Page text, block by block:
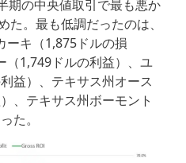
期の中央値取引で最も悪か
た。最も低調だったのは、
ーキ（1,875ドルの損
（1,749ドルの利益）、ユ
益）、テキサス州オース
、テキサス州ボーモント
た。